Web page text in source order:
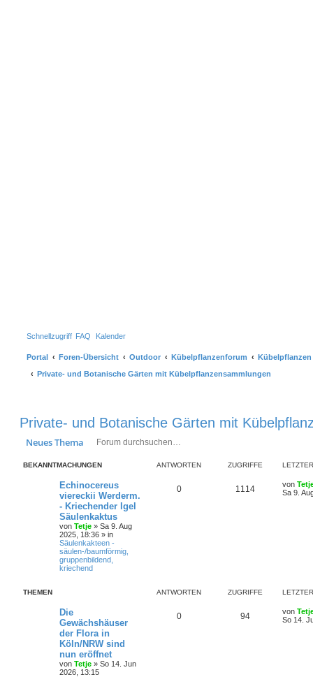
Schnellzugriff FAQ Kalender
Portal Foren-Übersicht Outdoor Kübelpflanzenforum
Kübelpflanzen
Private- und Botanische Gärten mit Kübelpflanzensammlungen
Private- und Botanische Gärten mit
Neues Thema
BEKANNTMACHUNGEN ANTWORTEN ZUGRIFFE
Echinocereus
viereckii Werderm.
- Kriechender Igel
Säulenkaktus
von Tetje » Sa 9. Aug
2025, 18:36 » in
Säulenkakteen -
säulen-/baumförmig,
gruppenbildend,
kriechend
0 1114 von
Sa 9.
THEMEN ANTWORTEN ZUGRIFFE
Die
Gewächshäuser
der Flora in
Köln/NRW sind
nun eröffnet
von Tetje » So 14. Jun
2026, 13:15
0 94 von
So 14.